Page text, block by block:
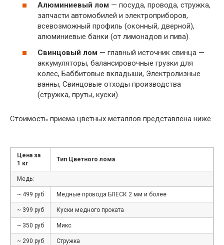
Алюминиевый лом — посуда, провода, стружка,
запчасти автомобилей и электроприборов,
всевозможный профиль (оконный, дверной),
алюминиевые банки (от лимонадов и пива).
Свинцовый лом — главный источник свинца —
аккумуляторы, балансировочные грузки для
колес, Баббитовые вкладыши, Электролизные
ванны, Свинцовые отходы производства
(стружка, пруты, куски).
Стоимость приема цветных металлов представлена ниже.
Цена за
1 кг
Тип Цветного лома
Медь:
~ 499 руб Медные провода БЛЕСК 2 мм и более
~ 399 руб Куски медного проката
~ 350 руб Микс
~ 290 руб Стружка